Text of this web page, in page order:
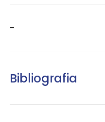
–
Bibliografia